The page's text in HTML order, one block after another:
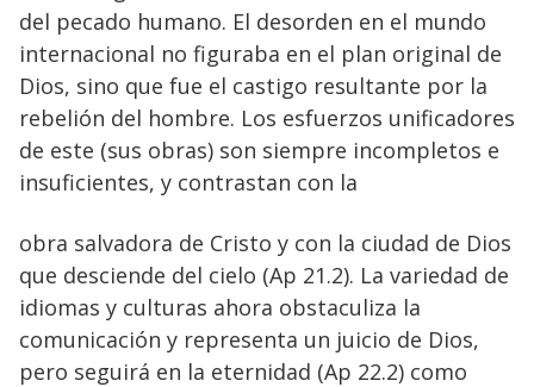
del pecado humano. El desorden en el mundo
internacional no figuraba en el plan original de
Dios, sino que fue el castigo resultante por la
rebelión del hombre. Los esfuerzos unificadores
de este (sus obras) son siempre incompletos e
insuficientes, y contrastan con la
obra salvadora de Cristo y con la ciudad de Dios
que desciende del cielo (Ap 21.2). La variedad de
idiomas y culturas ahora obstaculiza la
comunicación y representa un juicio de Dios,
pero seguirá en la eternidad (Ap 22.2) como